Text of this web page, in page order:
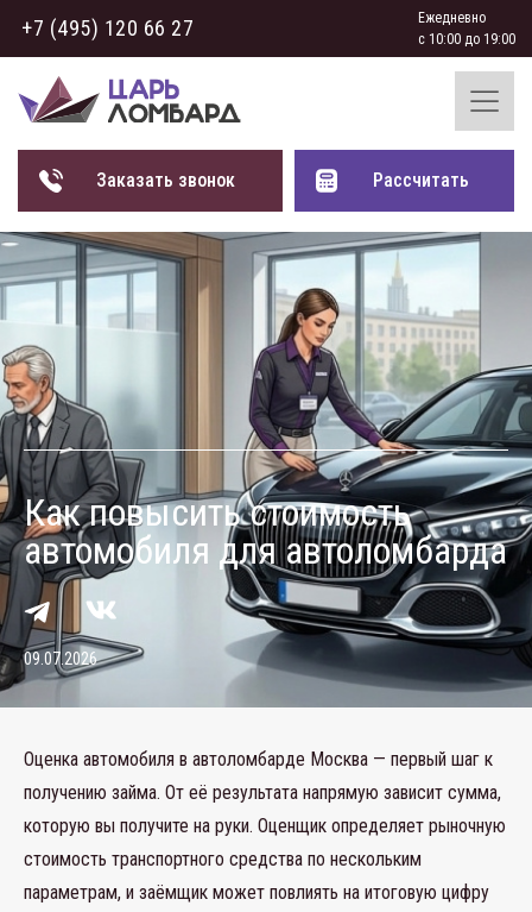
+7 (495) 120 66 27
Ежедневно
с 10:00 до 19:00
Заказать звонок Рассчитать
Как повысить стоимость
автомобиля для автоломбарда
09.07.2026
Оценка автомобиля в автоломбарде Москва — первый шаг к
получению займа. От её результата напрямую зависит сумма,
которую вы получите на руки. Оценщик определяет рыночную
стоимость транспортного средства по нескольким
параметрам, и заёмщик может повлиять на итоговую цифру